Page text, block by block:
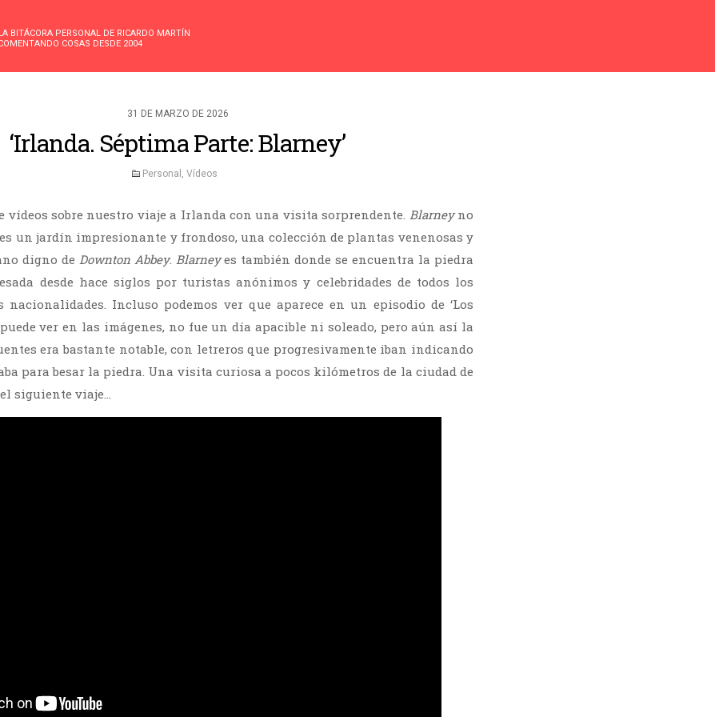
BITÁCORA PERSONAL DE RICARDO MARTÍN
COSAS DESDE 2004
31 DE MARZO DE 2026
‘Irlanda. Séptima Parte: Blarney’
Personal , Vídeos
vídeos sobre nuestro viaje a Irlanda con una visita sorprendente. Blarneyno
un jardín impresionante y frondoso, una colección de plantas venenosas y
digno de Downton Abbey. Blarneyes también donde se encuentra la piedra
desde hace siglos por turistas anónimos y celebridades de todos los
nacionalidades. Incluso podemos ver que aparece en un episodio de ‘Los
puede ver en las imágenes, no fue un día apacible ni soleado, pero aún así la
era bastante notable, con letreros que progresivamente iban indicando
para besar la piedra. Una visita curiosa a pocos kilómetros de la ciudad de
siguiente viaje…